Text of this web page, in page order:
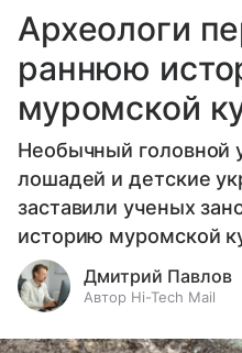
Археологи
раннюю
муромской
Необычный головной
лошадей и детские
заставили ученых
историю муромской
Дмитрий Павлов
Автор Hi-Tech Mail